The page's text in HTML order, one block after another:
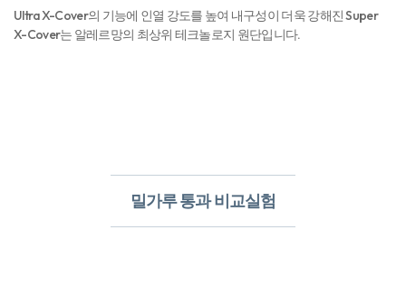
Ultra X-Cover의 기능에 인열 강도를 높여 내구성이 더욱 강해진 Super
X-Cover는 알레르망의 최상위 테크놀로지 원단입니다.
밀가루 통과 비교실험​